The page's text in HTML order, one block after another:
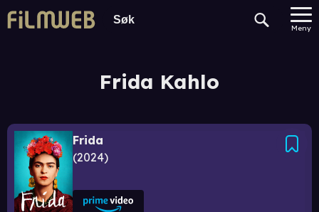
Meny
Frida Kahlo
Frida
2024